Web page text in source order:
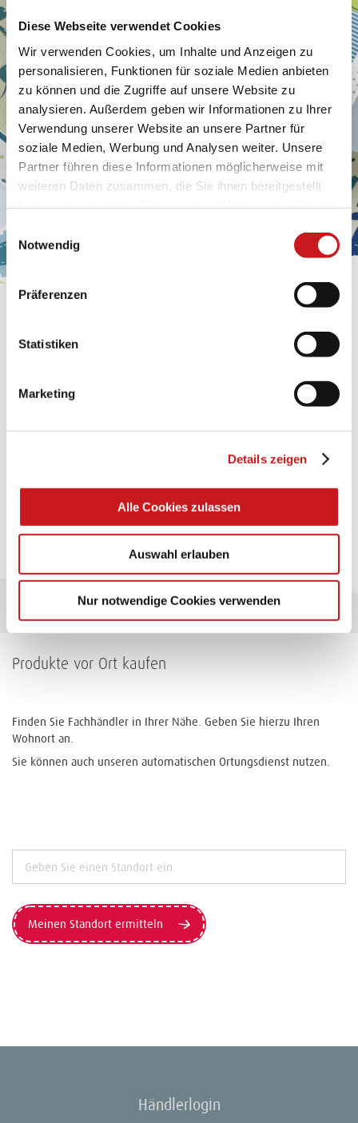
Diese Webseite verwendet Cookies
Wir verwenden Cookies, um Inhalte und Anzeigen zu
personalisieren, Funktionen für soziale Medien anbieten
zu können und die Zugriffe auf unsere Website zu
analysieren. Außerdem geben wir Informationen zu Ihrer
Verwendung unserer Website an unsere Partner für
soziale Medien, Werbung und Analysen weiter. Unsere
Partner führen diese Informationen möglicherweise mit
weiteren Daten zusammen, die Sie ihnen bereitgestellt
Datenschutzhinweisen
mehr darüber, wer wir sind, wie
personenbezogene Daten verarbeiten. Hier geht’s zum
Impressum.
Einwilligungsauswahl
Notwendig
Präferenzen
Statistiken
Marketing
Details zeigen
Alle Cookies zulassen
Auswahl erlauben
Nur notwendige Cookies verwenden
Zu allen Tipps
Produkte vor Ort kaufen
Finden Sie Fachhändler in Ihrer Nähe. Geben Sie hierzu Ihren
Wohnort an.
Sie können auch unseren automatischen Ortungsdienst nutzen.
Meinen Standort ermitteln
Händlerlogin